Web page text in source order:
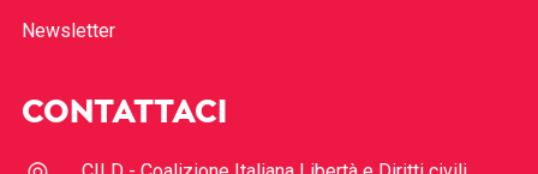
Newsletter
CONTATTACI